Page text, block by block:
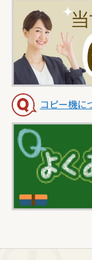
コピー機に